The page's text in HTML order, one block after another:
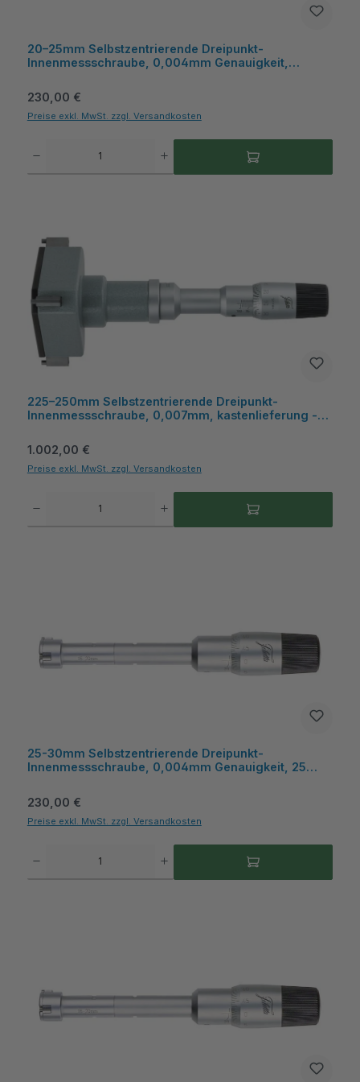
20–25mm Selbstzentrierende Dreipunkt-
Innenmessschraube, 0,004mm Genauigkeit,
Regulärer Preis:
230,00 €
Preise exkl. MwSt. zzgl. Versandkosten
225–250mm Selbstzentrierende Dreipunkt-
Innenmessschraube, 0,007mm, kastenlieferung -
Regulärer Preis:
1.002,00 €
Preise exkl. MwSt. zzgl. Versandkosten
25-30mm Selbstzentrierende Dreipunkt-
Innenmessschraube, 0,004mm Genauigkeit, 25
Regulärer Preis:
230,00 €
Preise exkl. MwSt. zzgl. Versandkosten